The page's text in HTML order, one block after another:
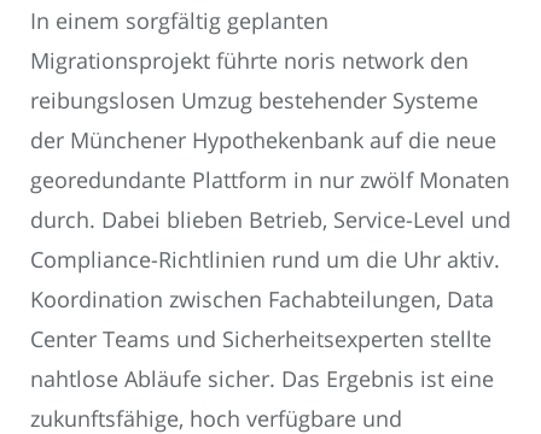
In einem sorgfältig geplanten
Migrationsprojekt führte noris network den
reibungslosen Umzug bestehender Systeme
der Münchener Hypothekenbank auf die neue
georedundante Plattform in nur zwölf Monaten
durch. Dabei blieben Betrieb, Service-Level und
Compliance-Richtlinien rund um die Uhr aktiv.
Koordination zwischen Fachabteilungen, Data
Center Teams und Sicherheitsexperten stellte
nahtlose Abläufe sicher. Das Ergebnis ist eine
zukunftsfähige, hoch verfügbare und